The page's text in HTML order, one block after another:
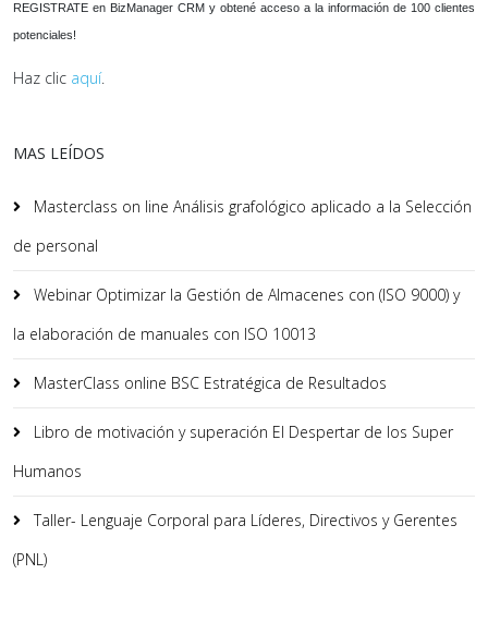
REGISTRATE en BizManager CRM y obtené acceso a la información de 100 clientes
potenciales!
Haz clic aquí.
MAS LEÍDOS
Masterclass on line Análisis grafológico aplicado a la Selección
de personal
Webinar Optimizar la Gestión de Almacenes con (ISO 9000) y
la elaboración de manuales con ISO 10013
MasterClass online BSC Estratégica de Resultados
Libro de motivación y superación El Despertar de los Super
Humanos
Taller- Lenguaje Corporal para Líderes, Directivos y Gerentes
(PNL)